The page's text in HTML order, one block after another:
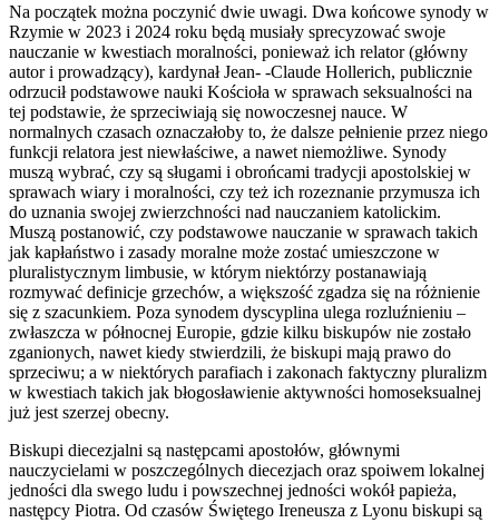
Na początek można poczynić dwie uwagi. Dwa końcowe synody w
Rzymie w 2023 i 2024 roku będą musiały sprecyzować swoje
nauczanie w kwestiach moralności, ponieważ ich relator (główny
autor i prowadzący), kardynał Jean- -Claude Hollerich, publicznie
odrzucił podstawowe nauki Kościoła w sprawach seksualności na
tej podstawie, że sprzeciwiają się nowoczesnej nauce. W
normalnych czasach oznaczałoby to, że dalsze pełnienie przez niego
funkcji relatora jest niewłaściwe, a nawet niemożliwe. Synody
muszą wybrać, czy są sługami i obrońcami tradycji apostolskiej w
sprawach wiary i moralności, czy też ich rozeznanie przymusza ich
do uznania swojej zwierzchności nad nauczaniem katolickim.
Muszą postanowić, czy podstawowe nauczanie w sprawach takich
jak kapłaństwo i zasady moralne może zostać umieszczone w
pluralistycznym limbusie, w którym niektórzy postanawiają
rozmywać definicje grzechów, a większość zgadza się na różnienie
się z szacunkiem. Poza synodem dyscyplina ulega rozluźnieniu –
zwłaszcza w północnej Europie, gdzie kilku biskupów nie zostało
zganionych, nawet kiedy stwierdzili, że biskupi mają prawo do
sprzeciwu; a w niektórych parafiach i zakonach faktyczny pluralizm
w kwestiach takich jak błogosławienie aktywności homoseksualnej
już jest szerzej obecny.
Biskupi diecezjalni są następcami apostołów, głównymi
nauczycielami w poszczególnych diecezjach oraz spoiwem lokalnej
jedności dla swego ludu i powszechnej jedności wokół papieża,
następcy Piotra. Od czasów Świętego Ireneusza z Lyonu biskupi są